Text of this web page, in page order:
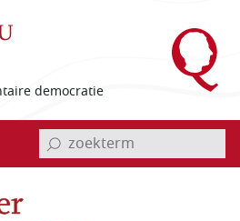
democratie
invoerveld zoekterm